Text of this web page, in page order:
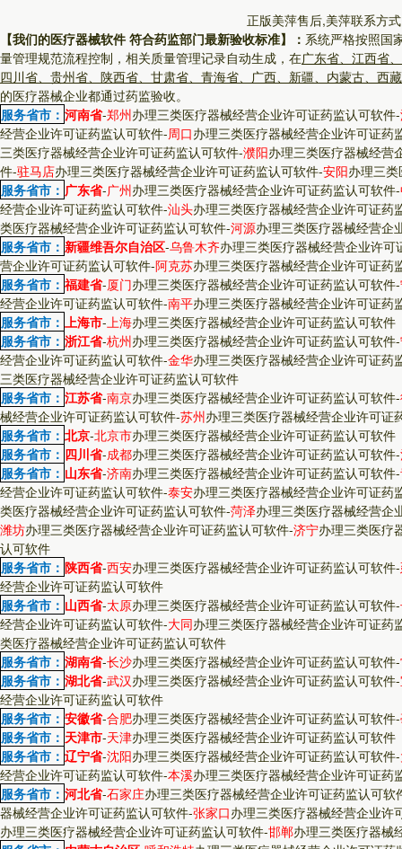
正版美萍售后,美萍联系方
【我们的医疗器械软件 符合药监部门最新验收标准】： 系统严格按照国
量管理规范流程控制，相关质量管理记录自动生成，在广东省、江西省
四川省、贵州省、陕西省、甘肃省、青海省、广西、新疆、内蒙古、西
的医疗器械企业都通过药监验收。
服务省市： 河南省-郑州办理三类医疗器械经营企业许可证药监认可软件-
经营企业许可证药监认可软件-周口办理三类医疗器械经营企业许可证药
三类医疗器械经营企业许可证药监认可软件-濮阳办理三类医疗器械经营
件-驻马店办理三类医疗器械经营企业许可证药监认可软件-安阳办理三
服务省市： 广东省-广州办理三类医疗器械经营企业许可证药监认可软件-
经营企业许可证药监认可软件-汕头办理三类医疗器械经营企业许可证药
类医疗器械经营企业许可证药监认可软件-河源办理三类医疗器械经营企
服务省市： 新疆维吾尔自治区-乌鲁木齐办理三类医疗器械经营企业许可
营企业许可证药监认可软件-阿克苏办理三类医疗器械经营企业许可证药
服务省市： 福建省-厦门办理三类医疗器械经营企业许可证药监认可软件-
经营企业许可证药监认可软件-南平办理三类医疗器械经营企业许可证药
服务省市： 上海市-上海办理三类医疗器械经营企业许可证药监认可软件
服务省市： 浙江省-杭州办理三类医疗器械经营企业许可证药监认可软件-
经营企业许可证药监认可软件-金华办理三类医疗器械经营企业许可证药
三类医疗器械经营企业许可证药监认可软件
服务省市： 江苏省-南京办理三类医疗器械经营企业许可证药监认可软件-
械经营企业许可证药监认可软件-苏州办理三类医疗器械经营企业许可证
服务省市： 北京-北京市办理三类医疗器械经营企业许可证药监认可软件
服务省市： 四川省-成都办理三类医疗器械经营企业许可证药监认可软件-
服务省市： 山东省-济南办理三类医疗器械经营企业许可证药监认可软件-
经营企业许可证药监认可软件-泰安办理三类医疗器械经营企业许可证药
类医疗器械经营企业许可证药监认可软件-菏泽办理三类医疗器械经营企
潍坊办理三类医疗器械经营企业许可证药监认可软件-济宁办理三类医疗
认可软件
服务省市： 陕西省-西安办理三类医疗器械经营企业许可证药监认可软件-
经营企业许可证药监认可软件
服务省市： 山西省-太原办理三类医疗器械经营企业许可证药监认可软件-
经营企业许可证药监认可软件-大同办理三类医疗器械经营企业许可证药
类医疗器械经营企业许可证药监认可软件
服务省市： 湖南省-长沙办理三类医疗器械经营企业许可证药监认可软件-
服务省市： 湖北省-武汉办理三类医疗器械经营企业许可证药监认可软件-
经营企业许可证药监认可软件
服务省市： 安徽省-合肥办理三类医疗器械经营企业许可证药监认可软件-
服务省市： 天津市-天津办理三类医疗器械经营企业许可证药监认可软件
服务省市： 辽宁省-沈阳办理三类医疗器械经营企业许可证药监认可软件-
经营企业许可证药监认可软件-本溪办理三类医疗器械经营企业许可证药
服务省市： 河北省-石家庄办理三类医疗器械经营企业许可证药监认可软
器械经营企业许可证药监认可软件-张家口办理三类医疗器械经营企业许
办理三类医疗器械经营企业许可证药监认可软件-邯郸办理三类医疗器械